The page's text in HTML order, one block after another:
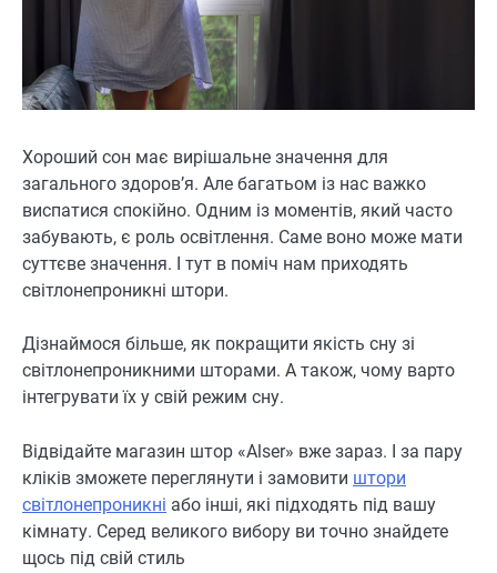
Хороший сон має вирішальне значення для
загального здоров’я. Але багатьом із нас важко
виспатися спокійно. Одним із моментів, який часто
забувають, є роль освітлення. Саме воно може мати
суттєве значення. І тут в поміч нам приходять
світлонепроникні штори.
Дізнаймося більше, як покращити якість сну зі
світлонепроникними шторами. А також, чому варто
інтегрувати їх у свій режим сну.
Відвідайте магазин штор «Alser» вже зараз. І за пару
кліків зможете переглянути і замовити штори
світлонепроникні або інші, які підходять під вашу
кімнату. Серед великого вибору ви точно знайдете
щось під свій стиль